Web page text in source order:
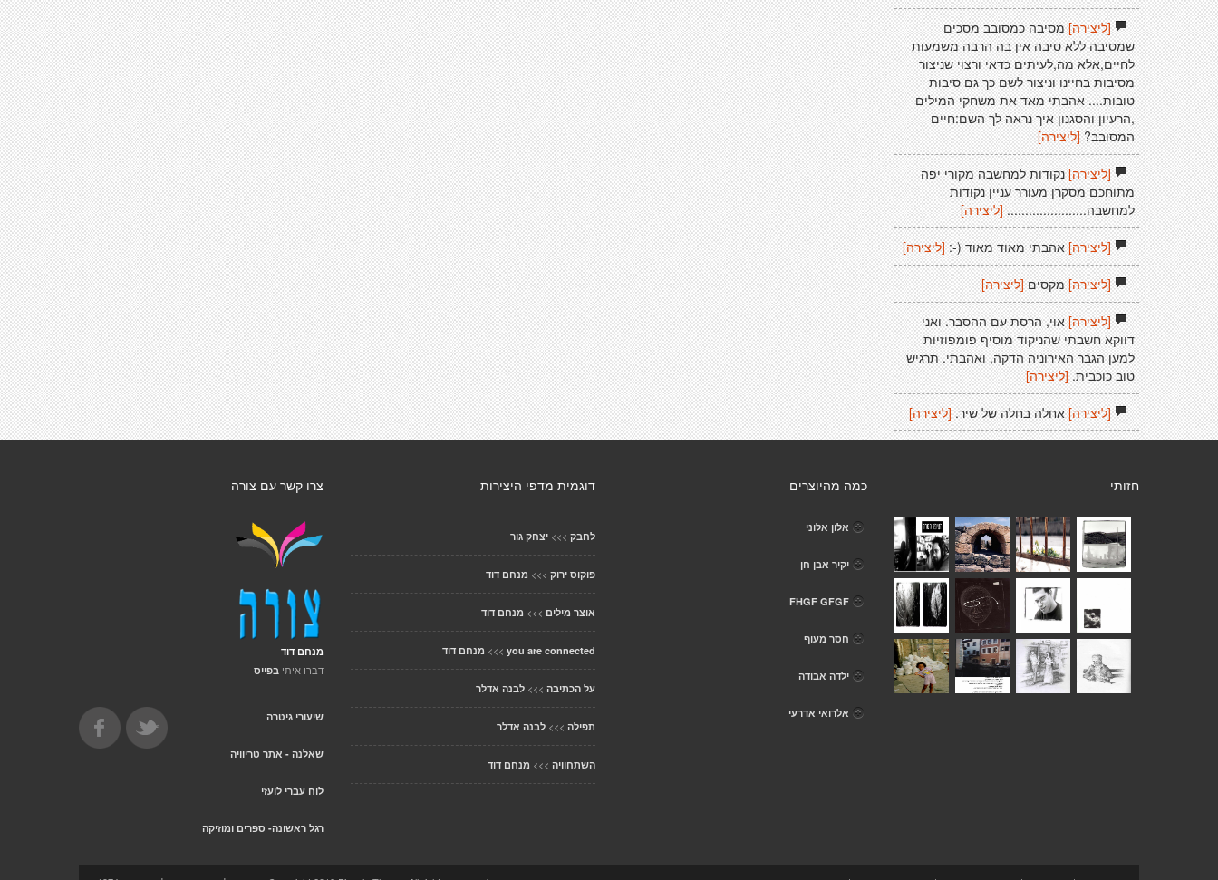
[ליצירה]מסיבה כמסובב מסכים
שמסיבה ללא סיבה אין בה הרבה משמעות
לחיים,אלא מה,לעיתים כדאי ורצוי שניצור
מסיבות בחיינו וניצור לשם כך גם סיבות
טובות.... אהבתי מאד את משחקי המילים
,הרעיון והסגנון איך נראה לך השם:חיים
המסובב? [ליצירה]
[ליצירה]נקודות למחשבה מקורי יפה
מתוחכם מסקרן מעורר עניין נקודות
למחשבה...................... [ליצירה]
[ליצירה]אהבתי מאוד מאוד (-:[ליצירה]
[ליצירה]מקסים [ליצירה]
[ליצירה]אוי, הרסת עם ההסבר. ואני
דווקא חשבתי שהניקוד מוסיף פומפוזיות
למען הגבר האירוניה הדקה, ואהבתי. תרגיש
טוב כוכבית.[ליצירה]
[ליצירה]אחלה בחלה של שיר.[ליצירה]
צרו קשר עם צורה
מנחם דוד
דברו איתי בפייס
שיעורי גיטרה
שאלנה - אתר טריוויה
לוח עברי לועזי
רגל ראשונה- ספרים ומוזיקה
דוגמית מדפי היצירות
לחבק >>> יצחק גור
פוקוס ירוק >>> מנחם דוד
אוצר מילים >>> מנחם דוד
you are connected
>>> מנחם דוד
על הכתיבה >>> לבנה אדלר
תפילה >>> לבנה אדלר
השתחוויה >>> מנחם דוד
כמה מהיוצרים
אלון אלוני
יקיר אבן חן
FHGF GFGF
חסר מעוף
ילדה אבודה
אלרואי אדרעי
חזותי